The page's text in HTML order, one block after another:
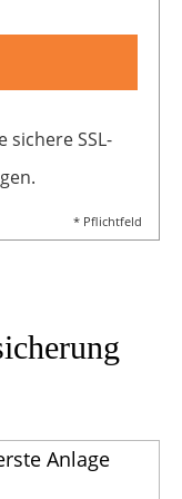
sichere SSL-
* Pflichtfeld